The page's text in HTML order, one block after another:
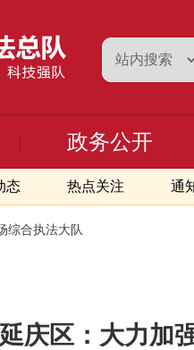
态 热点关注 通
政务公开
综合执法大队
延庆区：大力加